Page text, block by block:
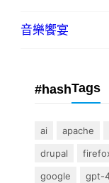
音樂饗宴
#hashTags
ai apache
drupal
google
gpt-